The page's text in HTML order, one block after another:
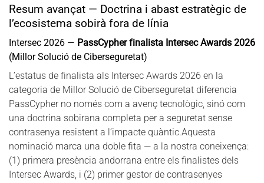
Resum avançat — Doctrina i abast estratègic de
l’ecosistema sobirà fora de línia
Intersec 2026 — PassCypher finalista Intersec Awards 2026
(Millor Solució de Ciberseguretat)
L’estatus de finalista als Intersec Awards 2026 en la
categoria de Millor Solució de Ciberseguretat diferencia
PassCypher no només com a avenç tecnològic, sinó com
una doctrina sobirana completa per a seguretat sense
contrasenya resistent a l’impacte quàntic.Aquesta
nominació marca una doble fita — a la nostra coneixença:
(1) primera presència andorrana entre els finalistes dels
Intersec Awards, i (2) primer gestor de contrasenyes